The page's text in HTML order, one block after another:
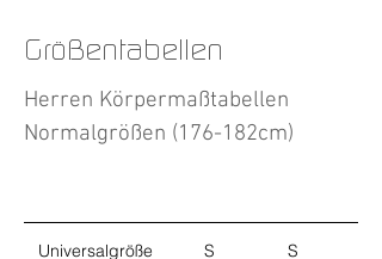
Größentabellen
Herren Körpermaßtabellen
Normalgrößen (176-182cm)
Universalgröße S S